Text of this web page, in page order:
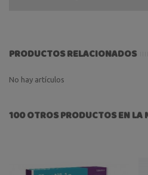
PRODUCTOS RELACIONADOS
No hay artículos
100 OTROS PRODUCTOS EN LA